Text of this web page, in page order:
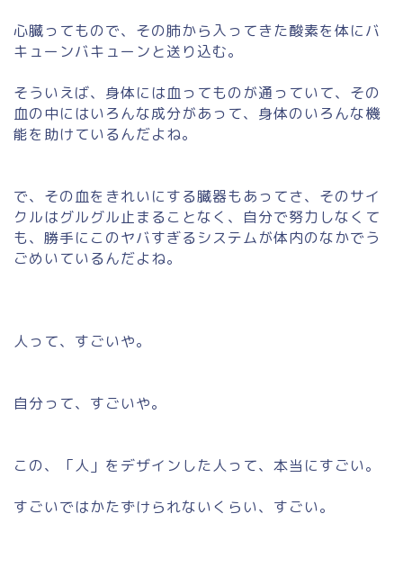
心臓ってもので、その肺から入ってきた酸素を体にバ
キューンバキューンと送り込む。
そういえば、身体には血ってものが通っていて、その
血の中にはいろんな成分があって、身体のいろんな機
能を助けているんだよね。
で、その血をきれいにする臓器もあってさ、そのサイ
クルはグルグル止まることなく、自分で努力しなくて
も、勝手にこのヤバすぎるシステムが体内のなかでう
ごめいているんだよね。
人って、すごいや。
自分って、すごいや。
この、「人」をデザインした人って、本当にすごい。
すごいではかたずけられないくらい、すごい。